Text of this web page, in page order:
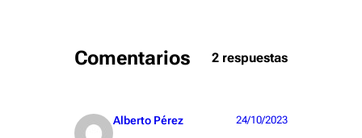
Comentarios 2 respuestas
Alberto Pérez 24/10/2023